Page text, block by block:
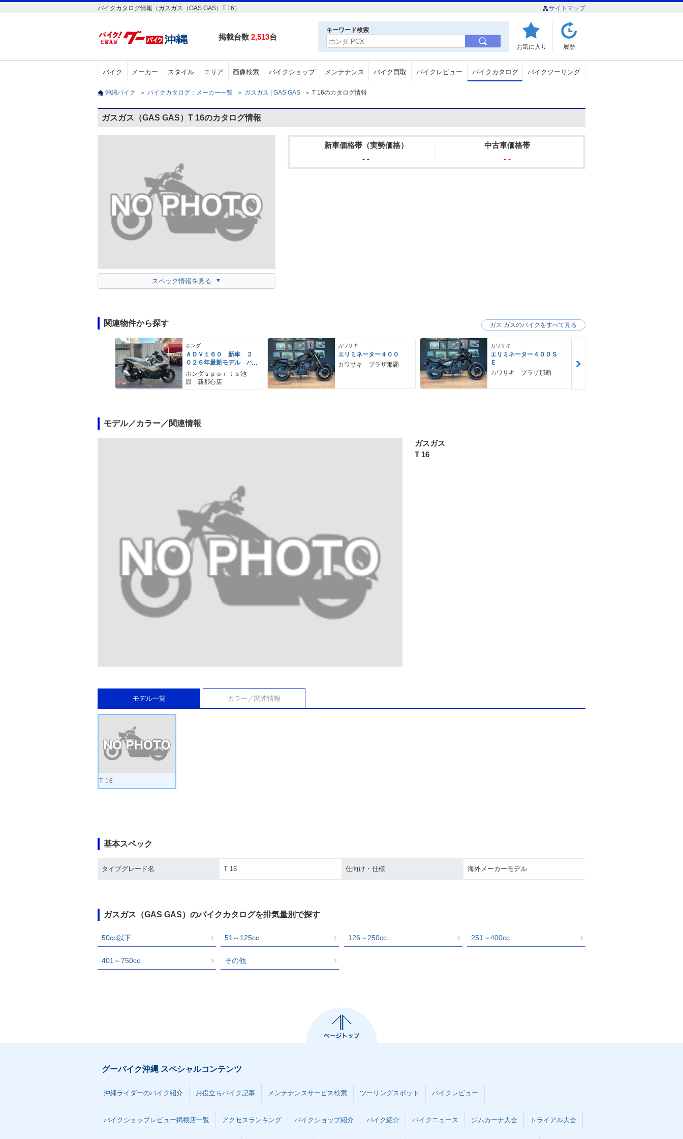
バイクカタログ情報（ガスガス（GAS GAS）T 16） サイトマップ
掲載台数 2,513台
キーワード検索
お気に入り 履歴
バイク メーカー スタイル エリア 画像検索 バイクショップ メンテナンス バイク買取 バイクレビュー バイクカタログ バイクツーリング
沖縄バイク ＞ バイクカタログ：メーカー一覧 ＞ ガスガス | GAS GAS ＞ T 16のカタログ情報
ガスガス（GAS GAS）T 16のカタログ情報
スペック情報を見る
新車価格帯（実勢価格）
- -
中古車価格帯
- -
関連物件から探す
ホンダ
ＡＤＶ１６０ 新車 ２
０２６年最新モデル パ
ールスモーキーグレー
スマートキー ２９Ｌ
メットイン ＵＳＢ Ｔ
ホンダｓｐｏｒｔｓ池
原 新都心店
カワサキ
エリミネーター４００
カワサキ プラザ那覇
カワサキ
エリミネーター４００Ｓ
Ｅ
カワサキ プラザ那覇
ガス ガスのバイクをすべて見る
モデル／カラー／関連情報
ガスガス
T 16
モデル一覧 カラー／関連情報
T 16
基本スペック
タイプグレード名 T 16 仕向け・仕様 海外メーカーモデル
ガスガス（GAS GAS）のバイクカタログを排気量別で探す
50cc以下 51～125cc 126～250cc 251～400cc
401～750cc その他
グーバイク沖縄 スペシャルコンテンツ
沖縄ライダーのバイク紹介 お役立ちバイク記事 メンテナンスサービス検索 ツーリングスポット バイクレビュー
バイクショップレビュー掲載店一覧 アクセスランキング バイクショップ紹介 バイク紹介 バイクニュース ジムカーナ大会 トライアル大会